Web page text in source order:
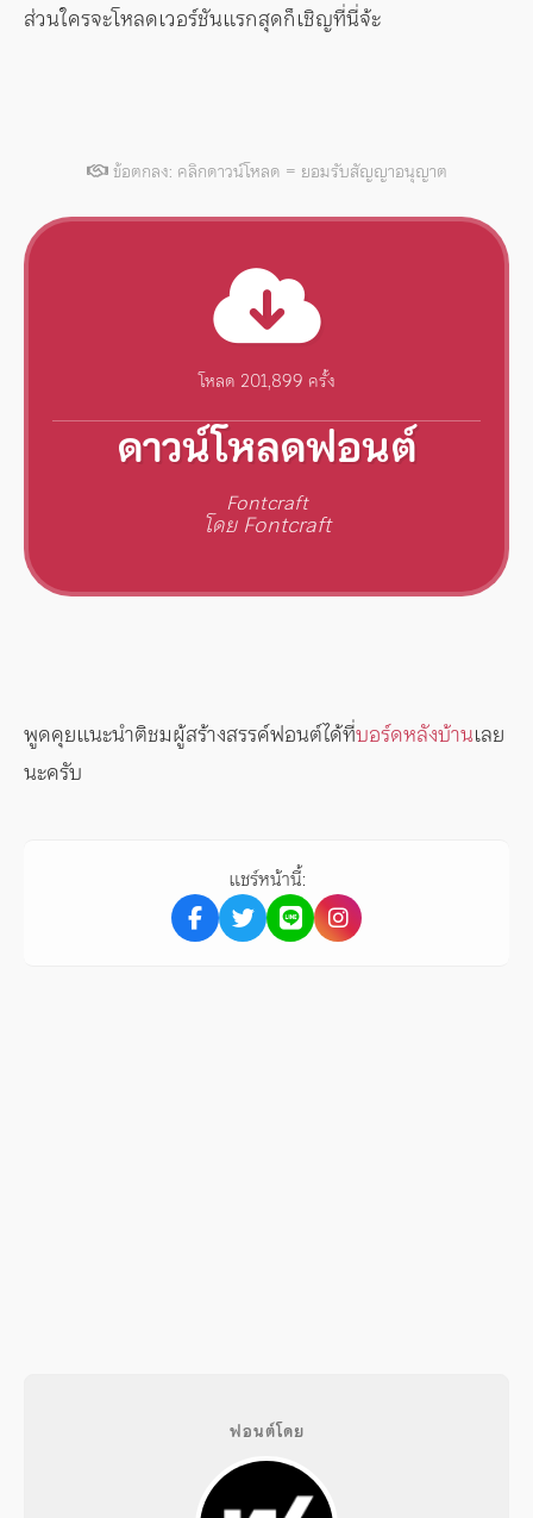
ส่วนใครจะโหลดเวอร์ชันแรกสุดก็เชิญที่นี่จ้ะ
ข้อตกลง: คลิกดาวน์โหลด = ยอมรับสัญญาอนุญาต
โหลด 201,899 ครั้ง
ดาวน์โหลดฟอนต์
Fontcraft
โดย Fontcraft
พูดคุยแนะนำติชมผู้สร้างสรรค์ฟอนต์ได้ที่บอร์ดหลังบ้านเลย
นะครับ
แชร์หน้านี้:
ฟอนต์โดย